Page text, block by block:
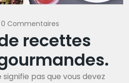
0 Commentaires
recettes
pas que vous devez